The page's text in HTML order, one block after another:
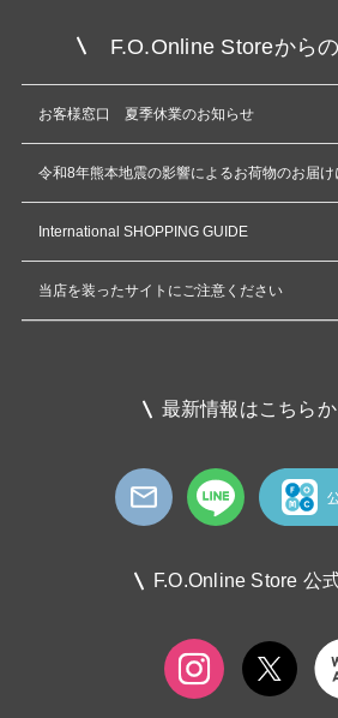
F.O.Online Storeから
お客様窓口 夏季休業のお知らせ
令和8年熊本地震の影響によるお荷物のお届け
International SHOPPING GUIDE
当店を装ったサイトにご注意ください
最新情報はこちらか
F.O.Online Store 公